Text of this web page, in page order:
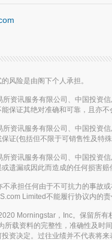
风险是由阁下个人承担。
资讯服务有限公司、中国投资
保证其绝对准确和可靠，且亦
资讯服务有限公司、中国投资
证(包括但不限于可销售性及特
资讯服务有限公司、中国投资
遗漏或因此而造成的任何损害
承担任何由于不可抗力的事故
Limited不能履行协议内的
Morningstar，Inc。保留所有
所载资料的完整性，准确性及
资决定。过往业绩并不代表将